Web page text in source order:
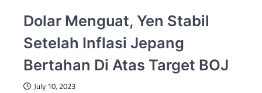
Dolar Menguat, Yen Stabil
Setelah Inflasi Jepang
Bertahan Di Atas Target BOJ
July 10, 2023